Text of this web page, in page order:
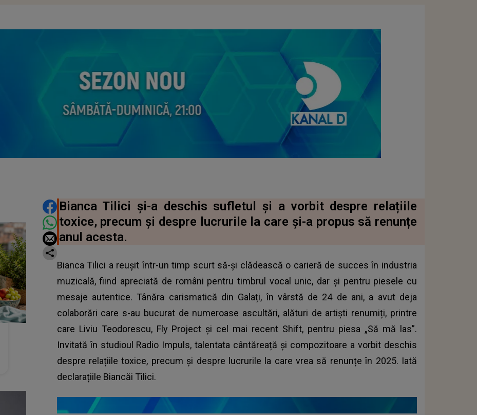
DISTRIBUIE ARTICOLUL
Bianca Tilici și-a deschis sufletul și a vorbit despre relațiile
toxice, precum și despre lucrurile la care și-a propus să renunțe
anul acesta.
Bianca Tilici a reușit într-un timp scurt să-și clădească o carieră de succes în industria
muzicală, fiind apreciată de români pentru timbrul vocal unic, dar și pentru piesele cu
mesaje autentice. Tânăra carismatică din Galați, în vârstă de 24 de ani, a avut deja
colaborări care s-au bucurat de numeroase ascultări, alături de artiști renumiți, printre
care Liviu Teodorescu, Fly Project și cel mai recent Shift, pentru piesa „Să mă las”.
Invitată în studioul Radio Impuls, talentata cântăreață și compozitoare a vorbit deschis
despre relațiile toxice, precum și despre lucrurile la care vrea să renunțe în 2025. Iată
declarațiile Biancăi Tilici.